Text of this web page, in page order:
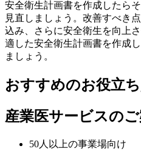
安全衛生計画書を作成したら
見直しましょう。改善すべき
込み、さらに安全衛生を向上
適した安全衛生計画書を作成
ましょう。
おすすめのお役立
産業医サービスの
50人以上の事業場向け